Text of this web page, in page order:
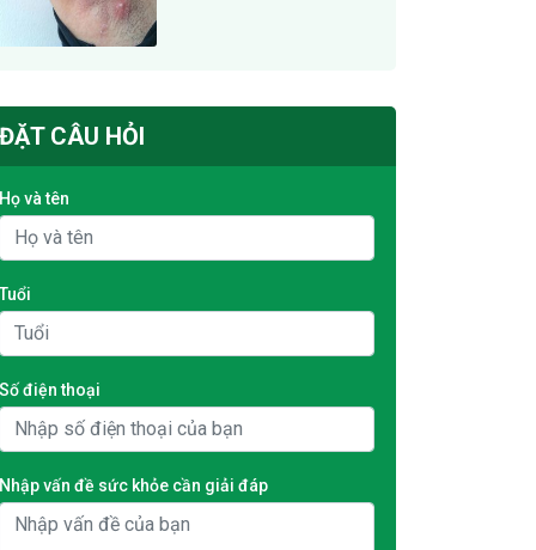
ĐẶT CÂU HỎI
Họ và tên
Tuổi
Số điện thoại
Nhập vấn đề sức khỏe cần giải đáp